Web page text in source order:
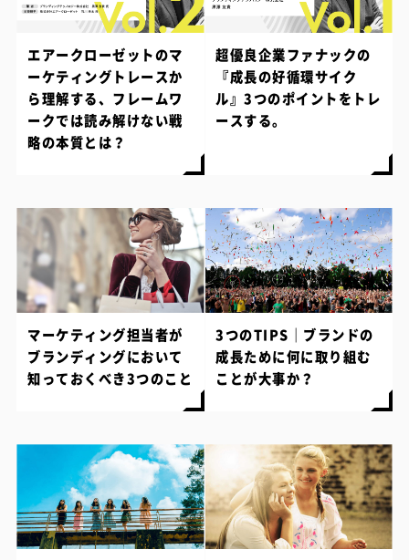
エアークローゼットのマ
ーケティングトレースか
ら理解する、フレームワ
ークでは読み解けない戦
略の本質とは？
超優良企業ファナックの
『成長の好循環サイク
ル』3つのポイントをトレ
ースする。
マーケティング担当者が
ブランディングにおいて
知っておくべき3つのこと
3つのTIPS｜ブランドの
成長ために何に取り組む
ことが大事か？